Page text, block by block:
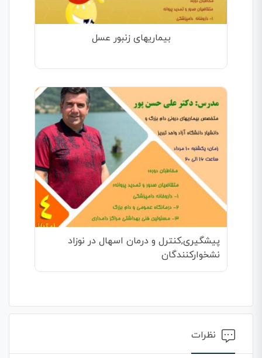
بیماریهای زنبور عسل
پیشگیری,کنترل و درمان اسهال در نوزاد
نشخوارکنندگان
نظرات